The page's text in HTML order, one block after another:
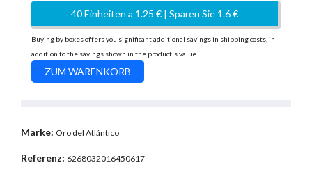
40 Einheiten a 1.25 € | Sparen Sie 1.6 €
Buying by boxes offers you significant additional savings in shipping costs, in
addition to the savings shown in the product's value.
Marke: Oro del Atlántico
Referenz: 6268032016450617